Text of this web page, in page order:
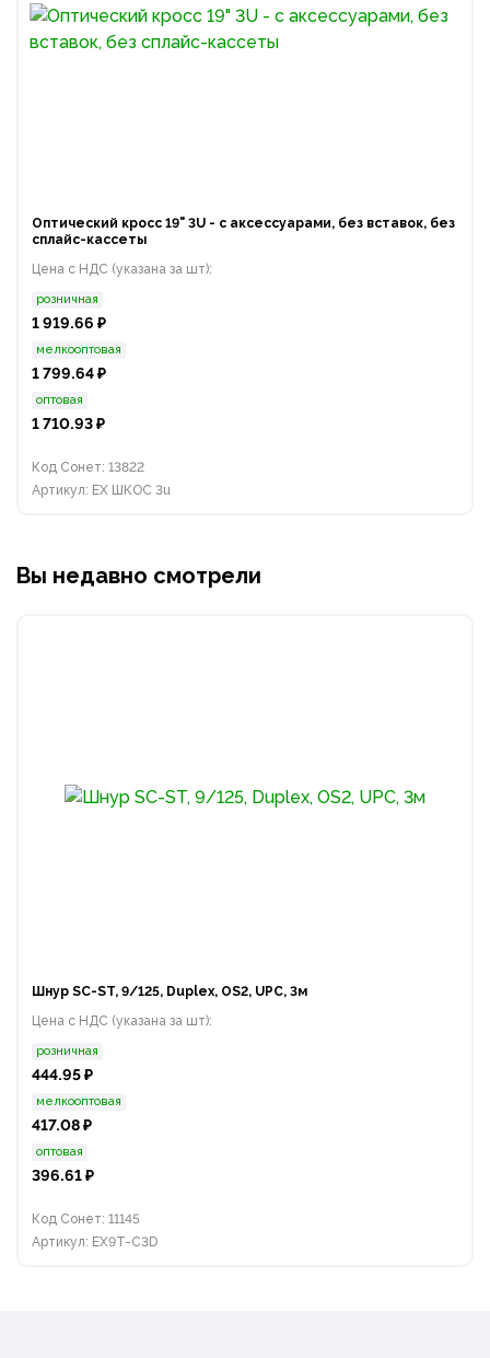
Оптический кросс 19" 3U - с аксессуарами, без вставок, без
сплайс-кассеты
Цена с НДС (указана за шт):
розничная
1 919.66 ₽
мелкооптовая
1 799.64 ₽
оптовая
1 710.93 ₽
Код Сонет: 13822
Артикул: EX ШКОС 3u
Вы недавно смотрели
Шнур SC-ST, 9/125, Duplex, OS2, UPC, 3м
Цена с НДС (указана за шт):
розничная
444.95 ₽
мелкооптовая
417.08 ₽
оптовая
396.61 ₽
Код Сонет: 11145
Артикул: EX9T-C3D